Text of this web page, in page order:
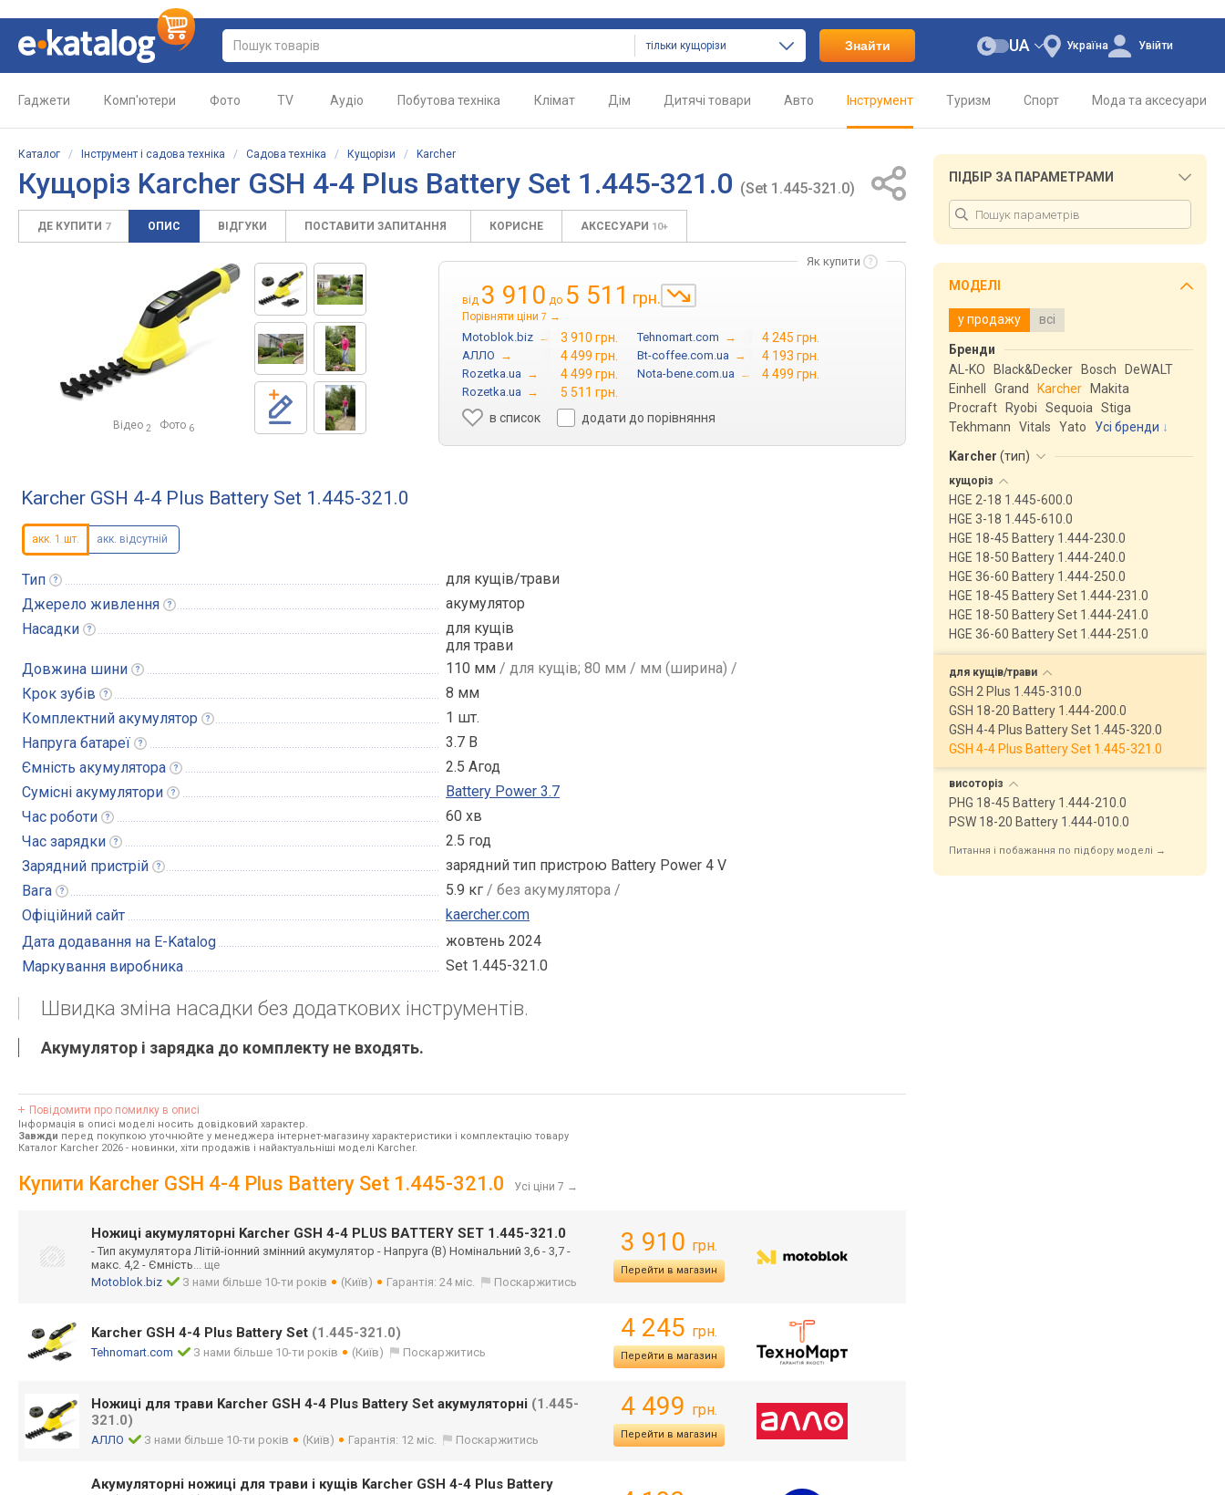
тільки кущорізи Знайти Україна
UA Увійти
Гаджети Комп'ютери Фото TV Аудіо Побутова техніка Клімат Дім Дитячі товари Авто Інструмент Туризм Спорт Мода та аксесуари
Каталог / Інструмент і садова техніка / Садова техніка / Кущорізи / Karcher
Кущоріз Karcher GSH 4-4 Plus Battery Set 1.445-321.0 (Set 1.445-321.0)
ДЕ КУПИТИ 7 ОПИС ВІДГУКИ ПОСТАВИТИ ЗАПИТАННЯ КОРИСНЕ АКСЕСУАРИ 10+
Відео 2 Фото 6
Як купити
від 3 910 до 5 511 грн.
Порівняти ціни 7 →
Motoblok.biz → 3 910 грн. Tehnomart.com → 4 245 грн.
АЛЛО → 4 499 грн. Bt-coffee.com.ua → 4 193 грн.
Rozetka.ua → 4 499 грн. Nota-bene.com.ua → 4 499 грн.
Rozetka.ua →
5 511 грн.
в список
додати до порівняння
Karcher GSH 4-4 Plus Battery Set 1.445-321.0
акк. 1 шт. акк. відсутній
Тип
для кущів/трави
Джерело живлення
акумулятор
Насадки
для кущів
для трави
Довжина шини 110 мм / для кущів; 80 мм / мм (ширина) /
Крок зубів
8 мм
Комплектний акумулятор
1 шт.
Напруга батареї
3.7 В
Ємність акумулятора
2.5 Агод
Сумісні акумулятори
Battery Power 3.7
Час роботи
60 хв
Час зарядки
2.5 год
Зарядний пристрій
зарядний тип пристрою Battery Power 4 V
Вага
5.9 кг / без акумулятора /
Офіційний сайт
kaercher.com
Дата додавання на E-Katalog
жовтень 2024
Маркування виробника
Set 1.445-321.0
Швидка зміна насадки без додаткових інструментів.
Акумулятор і зарядка до комплекту не входять.
Повідомити про помилку в описі
Інформація в описі моделі носить довідковий характер.
Завжди перед покупкою уточнюйте у менеджера інтернет-магазину характеристики і комплектацію товару
Каталог Karcher 2026 - новинки, хіти продажів і найактуальніші моделі Karcher.
Купити Karcher GSH 4-4 Plus Battery Set 1.445-321.0 Усі ціни 7 →
Ножиці акумуляторні Karcher GSH 4-4 PLUS BATTERY SET 1.445-321.0
- Тип акумулятора Літій-іонний змінний акумулятор - Напруга (В) Номінальний 3,6 - 3,7 -
макс. 4,2 - Ємність... ще
Motoblok.biz
З нами більше 10-ти років (Київ) Гарантія: 24 міс. Поскаржитись
3 910 грн.
Перейти в магазин
Karcher GSH 4-4 Plus Battery Set (1.445-321.0)
Tehnomart.com З нами більше 10-ти років (Київ) Поскаржитись
4 245 грн.
Перейти в магазин
Ножиці для трави Karcher GSH 4-4 Plus Battery Set акумуляторні (1.445-
321.0)
АЛЛО З нами більше 10-ти років (Київ) Гарантія: 12 міс. Поскаржитись
4 499 грн.
Перейти в магазин
Акумуляторні ножиці для трави і кущів Karcher GSH 4-4 Plus Battery
ПІДБІР ЗА ПАРАМЕТРАМИ
МОДЕЛІ
у продажу всі
Бренди
AL-KO
Black&Decker Bosch
DeWALT
Einhell
Grand Karcher
Makita
Procraft
Ryobi Sequoia
Stiga
Tekhmann
Vitals Yato
Усі бренди
Karcher (тип)
кущоріз
HGE 2-18 1.445-600.0
HGE 3-18 1.445-610.0
HGE 18-45 Battery 1.444-230.0
HGE 18-50 Battery 1.444-240.0
HGE 36-60 Battery 1.444-250.0
HGE 18-45 Battery Set 1.444-231.0
HGE 18-50 Battery Set 1.444-241.0
HGE 36-60 Battery Set 1.444-251.0
для кущів/трави
GSH 2 Plus 1.445-310.0
GSH 18-20 Battery 1.444-200.0
GSH 4-4 Plus Battery Set 1.445-320.0
GSH 4-4 Plus Battery Set 1.445-321.0
висоторіз
PHG 18-45 Battery 1.444-210.0
PSW 18-20 Battery 1.444-010.0
Питання і побажання по підбору моделі →